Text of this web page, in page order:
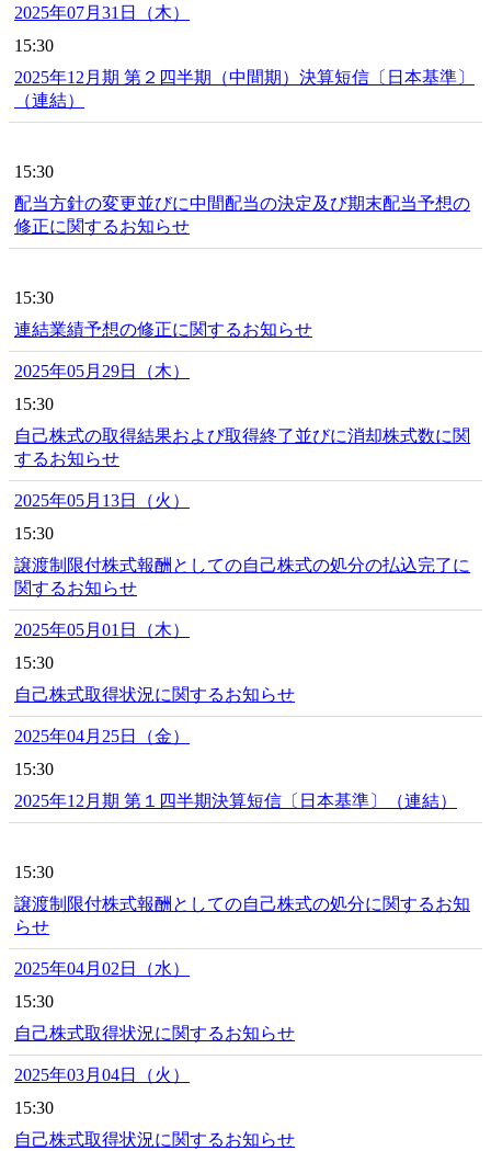
2025年07月31日（木）
15:30
2025年12月期 第２四半期（中間期）決算短信〔日本基準〕
（連結）
15:30
配当方針の変更並びに中間配当の決定及び期末配当予想の
修正に関するお知らせ
15:30
連結業績予想の修正に関するお知らせ
2025年05月29日（木）
15:30
自己株式の取得結果および取得終了並びに消却株式数に関
するお知らせ
2025年05月13日（火）
15:30
譲渡制限付株式報酬としての自己株式の処分の払込完了に
関するお知らせ
2025年05月01日（木）
15:30
自己株式取得状況に関するお知らせ
2025年04月25日（金）
15:30
2025年12月期 第１四半期決算短信〔日本基準〕（連結）
15:30
譲渡制限付株式報酬としての自己株式の処分に関するお知
らせ
2025年04月02日（水）
15:30
自己株式取得状況に関するお知らせ
2025年03月04日（火）
15:30
自己株式取得状況に関するお知らせ